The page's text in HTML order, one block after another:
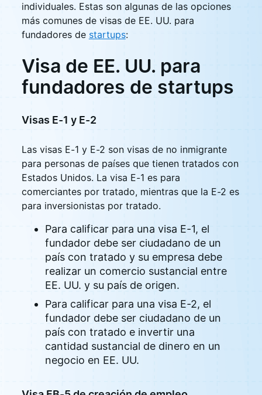
individuales. Estas son algunas de las opciones
más comunes de visas de EE. UU. para
fundadores de startups:
Visa de EE. UU. para
fundadores de startups
Visas E-1 y E-2
Las visas E-1 y E-2 son visas de no inmigrante
para personas de países que tienen tratados con
Estados Unidos. La visa E-1 es para
comerciantes por tratado, mientras que la E-2 es
para inversionistas por tratado.
Para calificar para una visa E-1, el
fundador debe ser ciudadano de un
país con tratado y su empresa debe
realizar un comercio sustancial entre
EE. UU. y su país de origen.
Para calificar para una visa E-2, el
fundador debe ser ciudadano de un
país con tratado e invertir una
cantidad sustancial de dinero en un
negocio en EE. UU.